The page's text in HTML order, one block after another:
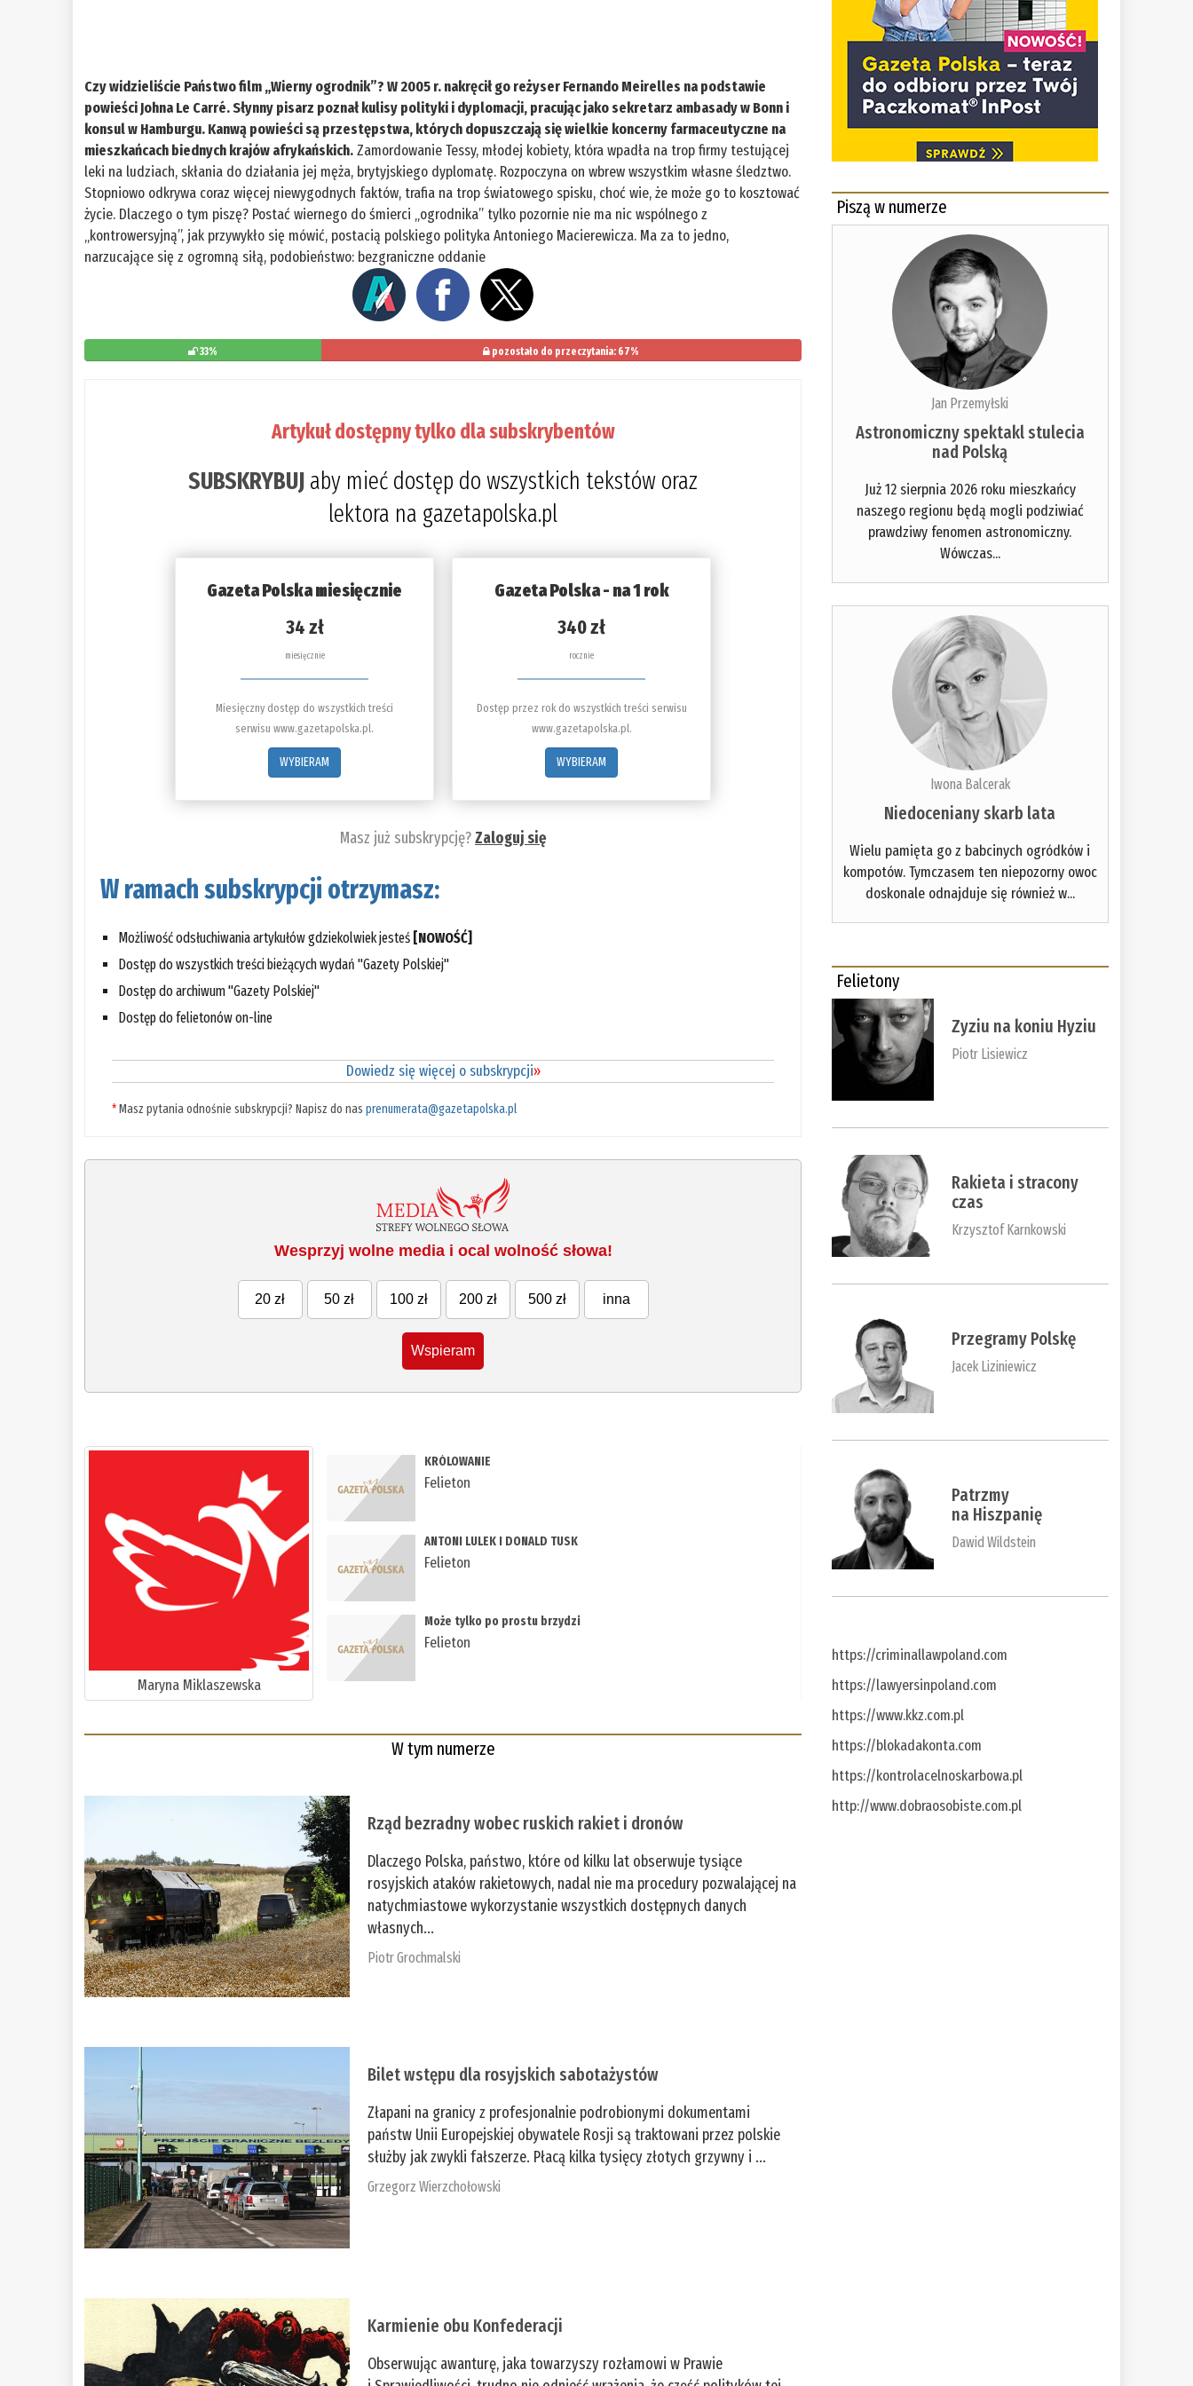
Czy widzieliście Państwo film „Wierny ogrodnik”? W 2005 r. nakręcił go reżyser Fernando Meirelles na podstawie
powieści Johna Le Carré. Słynny pisarz poznał kulisy polityki i dyplomacji, pracując jako sekretarz ambasady w Bonn i
konsul w Hamburgu. Kanwą powieści są przestępstwa, których dopuszczają się wielkie koncerny farmaceutyczne na
mieszkańcach biednych krajów afrykańskich.Zamordowanie Tessy, młodej kobiety, która wpadła na trop firmy testującej
leki na ludziach, skłania do działania jej męża, brytyjskiego dyplomatę. Rozpoczyna on wbrew wszystkim własne śledztwo.
Stopniowo odkrywa coraz więcej niewygodnych faktów, trafia na trop światowego spisku, choć wie, że może go to kosztować
życie. Dlaczego o tym piszę? Postać wiernego do śmierci „ogrodnika” tylko pozornie nie ma nic wspólnego z
„kontrowersyjną”, jak przywykło się mówić, postacią polskiego polityka Antoniego Macierewicza. Ma za to jedno,
narzucające się z ogromną siłą, podobieństwo: bezgraniczne oddanie
33% pozostało do przeczytania: 67%
Artykuł dostępny tylko dla subskrybentów
SUBSKRYBUJ aby mieć dostęp do wszystkich tekstów oraz
lektora na gazetapolska.pl
Gazeta Polska miesięcznie
34 zł
miesięcznie
Miesięczny dostęp do wszystkich treści
serwisu www.gazetapolska.pl.
WYBIERAM
Gazeta Polska - na 1 rok
340 zł
rocznie
Dostęp przez rok do wszystkich treści serwisu
www.gazetapolska.pl.
WYBIERAM
Masz już subskrypcję?Zaloguj się
W ramach subskrypcji otrzymasz:
Możliwość odsłuchiwania artykułów gdziekolwiek jesteś [NOWOŚĆ]
Dostęp do wszystkich treści bieżących wydań "Gazety Polskiej"
Dostęp do archiwum "Gazety Polskiej"
Dostęp do felietonów on-line
Dowiedz się więcej o subskrypcji»
*Masz pytania odnośnie subskrypcji? Napisz do nasprenumerata@gazetapolska.pl
Wesprzyj wolne media i ocal wolność słowa!
20 zł 50 zł 100 zł 200 zł 500 zł inna
Wspieram
Maryna Miklaszewska
KRÓLOWANIE
Felieton
ANTONI LULEK I DONALD TUSK
Felieton
Może tylko po prostu brzydzi
Felieton
W tym numerze
Rząd bezradny wobec ruskich rakiet i dronów
Dlaczego Polska, państwo, które od kilku lat obserwuje tysiące
rosyjskich ataków rakietowych, nadal nie ma procedury pozwalającej na
natychmiastowe wykorzystanie wszystkich dostępnych danych
własnych...
Piotr Grochmalski
Bilet wstępu dla rosyjskich sabotażystów
Złapani na granicy z profesjonalnie podrobionymi dokumentami
państw Unii Europejskiej obywatele Rosji są traktowani przez polskie
służby jak zwykli fałszerze. Płacą kilka tysięcy złotych grzywny i ...
Grzegorz Wierzchołowski
Karmienie obu Konfederacji
Obserwując awanturę, jaka towarzyszy rozłamowi w Prawie
Piszą w numerze
Jan Przemyłski
Astronomiczny spektakl stulecia
nad Polską
Już 12 sierpnia 2026 roku mieszkańcy
naszego regionu będą mogli podziwiać
prawdziwy fenomen astronomiczny.
Wówczas...
Iwona Balcerak
Niedoceniany skarb lata
Wielu pamięta go z babcinych ogródków i
kompotów. Tymczasem ten niepozorny owoc
doskonale odnajduje się również w...
Felietony
Zyziu na koniu Hyziu
Piotr Lisiewicz
Rakieta i stracony
czas
Krzysztof Karnkowski
Przegramy Polskę
Jacek Liziniewicz
Patrzmy
na Hiszpanię
Dawid Wildstein
https://criminallawpoland.com
https://lawyersinpoland.com
https://www.kkz.com.pl
https://blokadakonta.com
https://kontrolacelnoskarbowa.pl
http://www.dobraosobiste.com.pl